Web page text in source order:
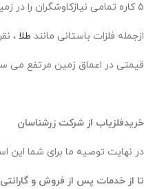
5 کاره تمامی نیازکاوشگران را در زمینه ی کشف آنومالی های باستانی
ازجمله فلزات باستانی مانند طلا ،
قیمتی در اعماق زمین مرتفع می
خریدفلزیاب از شرکت زرشناسان
در نهایت توصیه ما برای شما این
تا از خدمات پس از فروش و گارانتی